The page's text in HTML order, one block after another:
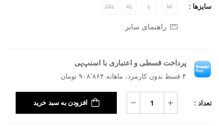
سایزها : M
L
XL
2XL
راهنمای سایز
پرداخت قسطی و اعتباری با اسنپ‌پی
۴ قسط بدون کارمزد، ماهانه ۹۰۸٬۸۶۴ تومان
تعداد : افزودن به سبد خرید